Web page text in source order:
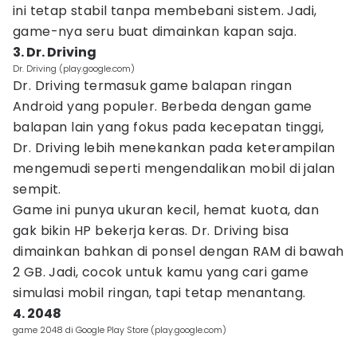
ini tetap stabil tanpa membebani sistem. Jadi,
game-nya seru buat dimainkan kapan saja.
3. Dr. Driving
Dr. Driving (play.google.com)
Dr. Driving termasuk game balapan ringan
Android yang populer. Berbeda dengan game
balapan lain yang fokus pada kecepatan tinggi,
Dr. Driving lebih menekankan pada keterampilan
mengemudi seperti mengendalikan mobil di jalan
sempit.
Game ini punya ukuran kecil, hemat kuota, dan
gak bikin HP bekerja keras. Dr. Driving bisa
dimainkan bahkan di ponsel dengan RAM di bawah
2 GB. Jadi, cocok untuk kamu yang cari game
simulasi mobil ringan, tapi tetap menantang.
4. 2048
game 2048 di Google Play Store (play.google.com)